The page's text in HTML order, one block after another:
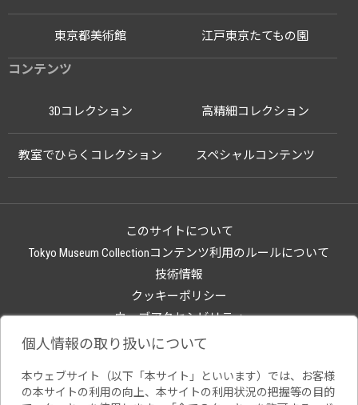
江戸東京たてもの園
東京都美術館
コンテンツ
3Dコレクション 高精細コレクション
教室でひらくコレクション スペシャルコンテンツ
このサイトについて
Tokyo Museum Collectionコンテンツ利用のルールについて
技術情報
クッキーポリシー
ウェブアクセシビリティ
関連サイト
個人情報の取り扱いについて
本ウェブサイト（以下「本サイト」といいます）では、お客様
の本サイトの利用の向上、本サイトの利用状況の把握等の目的